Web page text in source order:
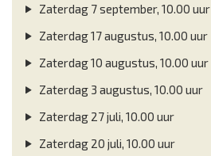
Zaterdag 7 september, 10.00 uur
Zaterdag 17 augustus, 10.00 uur
Zaterdag 10 augustus, 10.00 uur
Zaterdag 3 augustus, 10.00 uur
Zaterdag 27 juli, 10.00 uur
Zaterdag 20 juli, 10.00 uur